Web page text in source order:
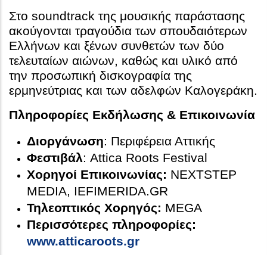
Στο soundtrack της μουσικής παράστασης
ακούγονται τραγούδια των σπουδαιότερων
Ελλήνων και ξένων συνθετών των δύο
τελευταίων αιώνων, καθώς και υλικό από
την προσωπική δισκογραφία της
ερμηνεύτριας και των αδελφών Καλογεράκη.
Πληροφορίες Εκδήλωσης & Επικοινωνία
Διοργάνωση: Περιφέρεια Αττικής
Φεστιβάλ: Attica Roots Festival
Χορηγοί Επικοινωνίας: NEXTSTEP
MEDIA, IEFIMERIDA.GR
Τηλεοπτικός Χορηγός: MEGA
Περισσότερες πληροφορίες:
www.atticaroots.gr